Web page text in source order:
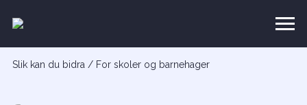
Slik kan du bidra / For skoler og barnehager